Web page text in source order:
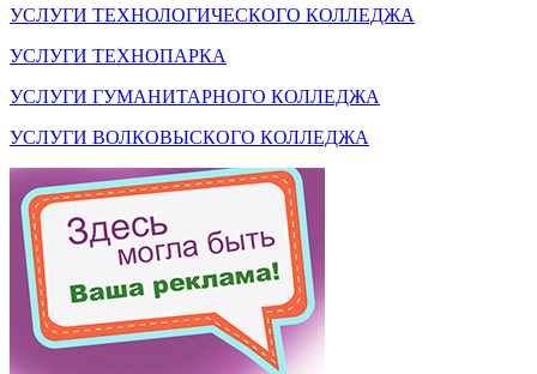
УСЛУГИ ТЕХНОЛОГИЧЕСКОГО КОЛЛЕДЖА
УСЛУГИ ТЕХНОПАРКА
УСЛУГИ ГУМАНИТАРНОГО КОЛЛЕДЖА
УСЛУГИ ВОЛКОВЫСКОГО КОЛЛЕДЖА